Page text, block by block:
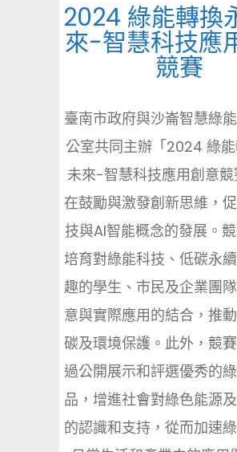
2024 綠能轉換
來-智慧科技應
競賽
臺南市政府與沙崙智慧綠
公室共同主辦「2024 綠
未來-智慧科技應用創意競
在鼓勵與激發創新思維，
技與AI智能概念的發展。
培育對綠能科技、低碳永
趣的學生、市民及企業團
意與實際應用的結合，推
碳及環境保護。此外，競
過公開展示和評選優秀的
品，增進社會對綠色能源
的認識和支持，從而加速